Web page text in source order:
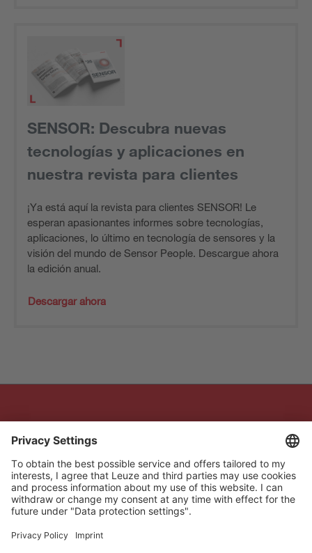
SENSOR: Descubra nuevas
tecnologías y aplicaciones en
nuestra revista para clientes
¡Ya está aquí la revista para clientes SENSOR! Le
esperan apasionantes informes sobre tecnologías,
aplicaciones, lo último en tecnología de sensores y la
visión del mundo de Sensor People. Descargue ahora
la edición anual.
Descargar ahora
The Sensor People
Acceso rápido
Boletín de noticias
Síganos